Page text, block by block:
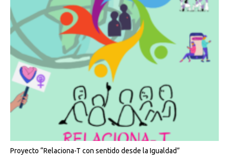
Proyecto “Relaciona-T con sentido desde la Igualdad”